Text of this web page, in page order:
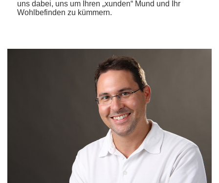
uns dabei, uns um Ihren „xunden“ Mund und Ihr
Wohlbefinden zu kümmern.